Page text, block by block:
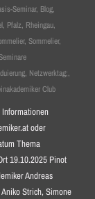
Seminar, Blog,
, Pfalz, Rheingau,
, Sommelier,
, Netzwerktag;,
Club
Informationen
oder
Thema
19.10.2025 Pinot
Andreas
Strich, Simone